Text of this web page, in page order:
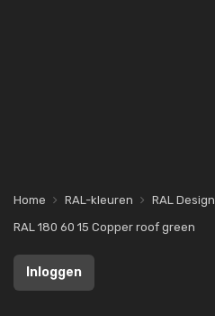
Home RAL-kleuren RAL Design
RAL 180 60 15 Copper roof green
Inloggen